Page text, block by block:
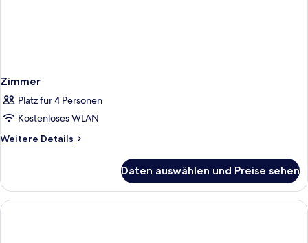
Zimmer
Platz für 4 Personen
Kostenloses WLAN
Weitere Details
Weitere
Daten auswählen und Preise sehen